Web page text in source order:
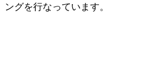
ングを行なっています。